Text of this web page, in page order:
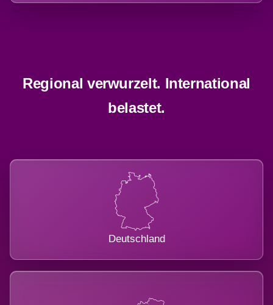
Regional verwurzelt. International
belastet.
Deutschland